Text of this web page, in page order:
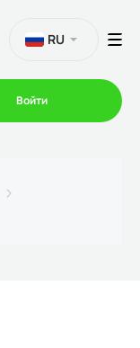
RU
Войти